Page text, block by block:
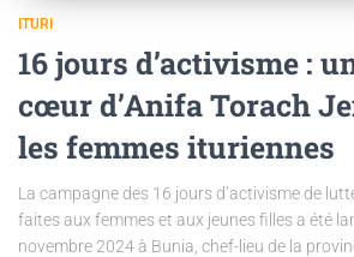
ITURI
16 jours d’activisme :
cœur d’Anifa Torach
les femmes ituriennes
La campagne des 16 jours d’activisme de
faites aux femmes et aux jeunes filles a été
novembre 2024 à Bunia, chef-lieu de la